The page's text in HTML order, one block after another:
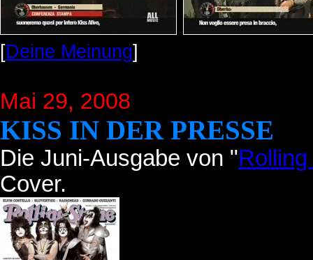
[Deine Meinung]
Mai 29, 2008
KISS IN DER PRESSE
Die Juni-Ausgabe von "
Cover.